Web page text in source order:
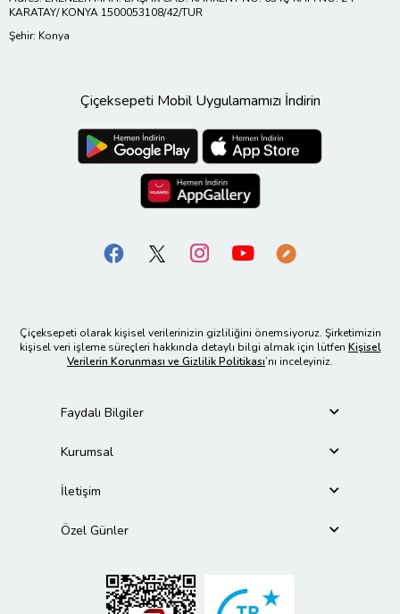
KARATAY/ KONYA 1500053108/42/TUR
Şehir: Konya
Çiçeksepeti Mobil Uygulamamızı İndirin
Çiçeksepeti olarak kişisel verilerinizin gizliliğini önemsiyoruz. Şirketimizin
kişisel veri işleme süreçleri hakkında detaylı bilgi almak için lütfen Kişisel
Verilerin Korunması ve Gizlilik Politikası’nı inceleyiniz.
Faydalı Bilgiler
Kurumsal
İletişim
Özel Günler